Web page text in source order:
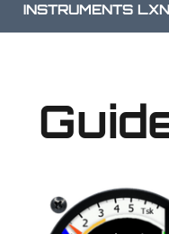
INSTRUMENTS